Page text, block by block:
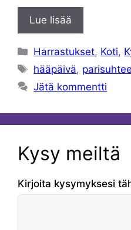
Lue lisää
Kategoriat
Harrastukset, Koti,
Avainsanat
hääpäivä,
Jätä kommentti
Kysy meiltä
Kirjoita kysymyksesi